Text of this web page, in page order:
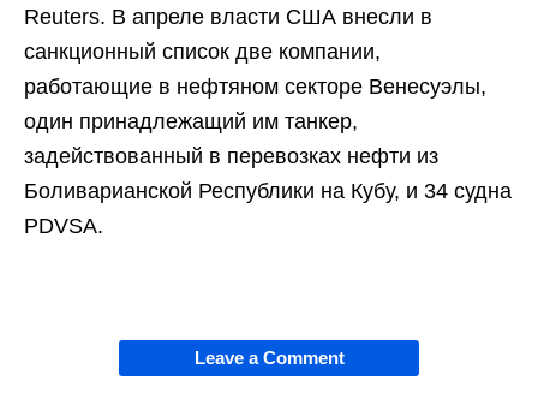
Reuters. В апреле власти США внесли в
санкционный список две компании,
работающие в нефтяном секторе Венесуэлы,
один принадлежащий им танкер,
задействованный в перевозках нефти из
Боливарианской Республики на Кубу, и 34 судна
PDVSA.
Leave a Comment